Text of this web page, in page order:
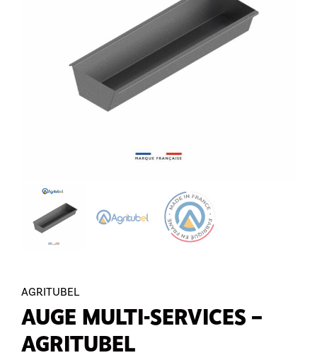
AGRITUBEL
AUGE MULTI-SERVICES –
AGRITUBEL